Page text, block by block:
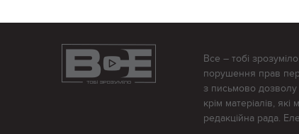
Все – тобі
порушення прав
з письмово дозволу
крім матеріалів,
редакційна рада.